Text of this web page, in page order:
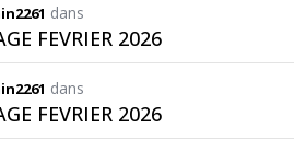
dans
FEVRIER 2026
dans
FEVRIER 2026